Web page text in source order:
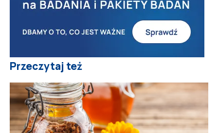
Przeczytaj też